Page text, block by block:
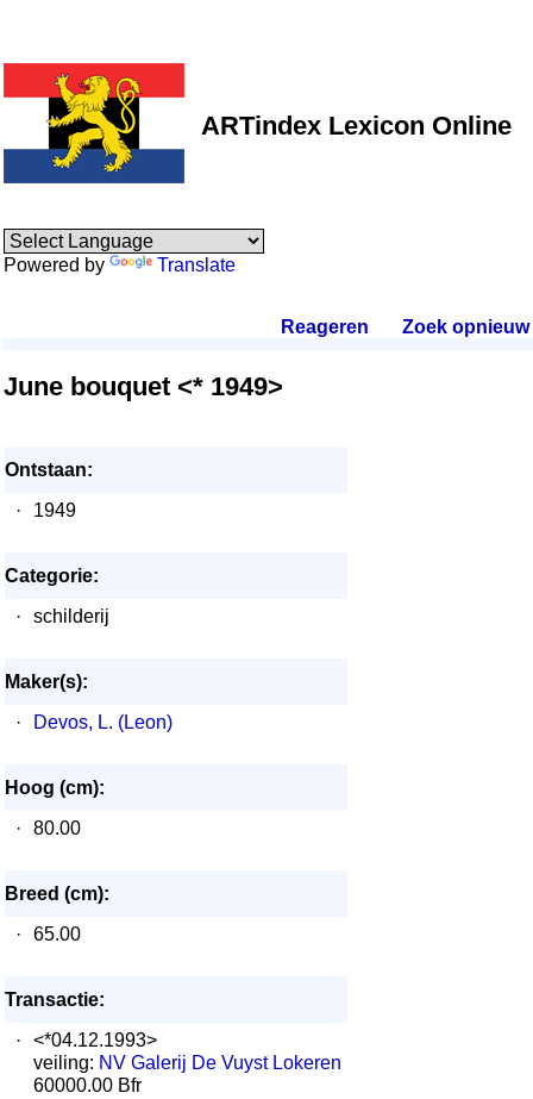
ARTindex Lexicon Online
Powered by Translate
Reageren Zoek opnieuw.
June bouquet <* 1949>
Ontstaan:
·
1949
Categorie:
·
schilderij
Maker(s):
·
Devos, L. (Leon)
Hoog (cm):
·
80.00
Breed (cm):
·
65.00
Transactie:
·
<*04.12.1993>
veiling: NV Galerij De Vuyst Lokeren
60000.00 Bfr